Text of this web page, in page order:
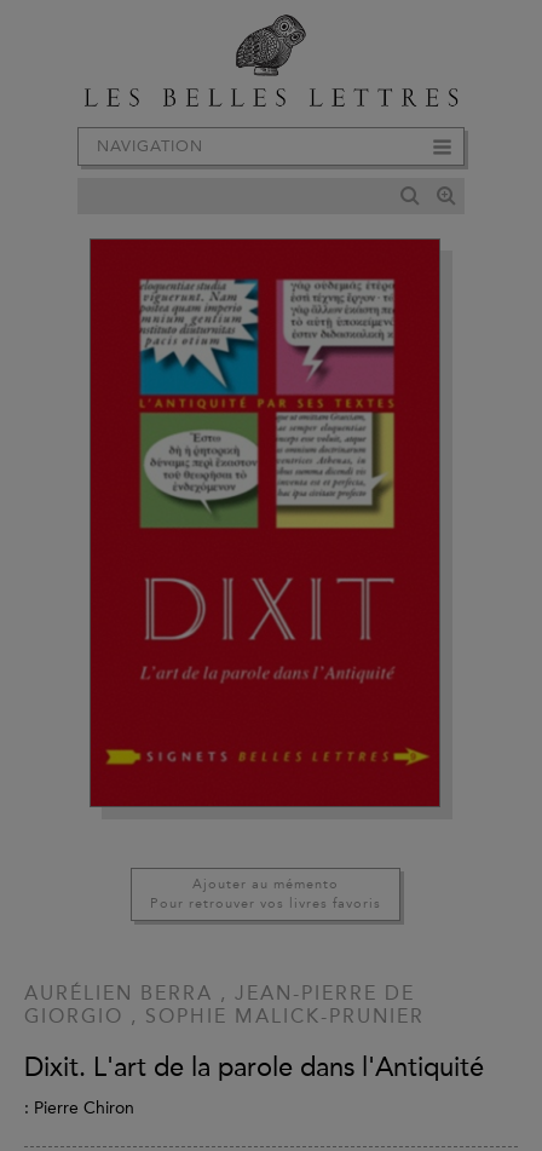
NAVIGATION
Ajouter au mémento
Pour retrouver vos livres favoris
AURÉLIEN BERRA , JEAN-PIERRE DE
GIORGIO , SOPHIE MALICK-PRUNIER
Dixit. L'art de la parole dans l'Antiquité
: Pierre Chiron